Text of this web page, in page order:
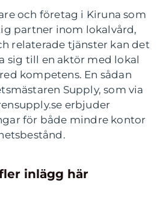
och företag i Kiruna som
partner inom lokalvård,
relaterade tjänster kan det
sig till en aktör med lokal
kompetens. En sådan
Supply, som via
erbjuder
för både mindre kontor
inlägg här